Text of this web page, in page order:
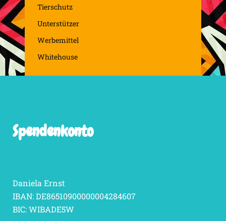
Tierschutz
Unterstützer
Werbemittel
Whitehouse
Spendenkonto
Daniela Ernst
IBAN: DE86510900000004284607
BIC: WIBADE5W